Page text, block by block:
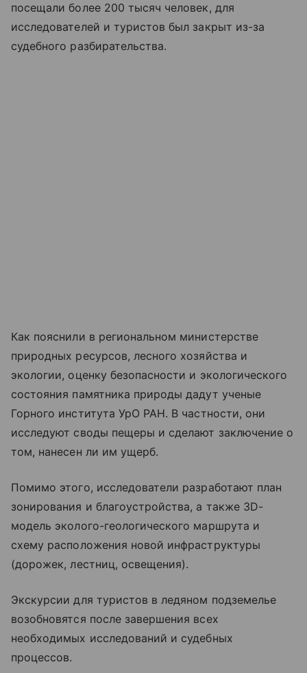
посещали более 200 тысяч человек, для
исследователей и туристов был закрыт из-за
судебного разбирательства.
Как пояснили в региональном министерстве
природных ресурсов, лесного хозяйства и
экологии, оценку безопасности и экологического
состояния памятника природы дадут ученые
Горного института УрО РАН. В частности, они
исследуют своды пещеры и сделают заключение о
том, нанесен ли им ущерб.
Помимо этого, исследователи разработают план
зонирования и благоустройства, а также 3D-
модель эколого-геологического маршрута и
схему расположения новой инфраструктуры
(дорожек, лестниц, освещения).
Экскурсии для туристов в ледяном подземелье
возобновятся после завершения всех
необходимых исследований и судебных
процессов.